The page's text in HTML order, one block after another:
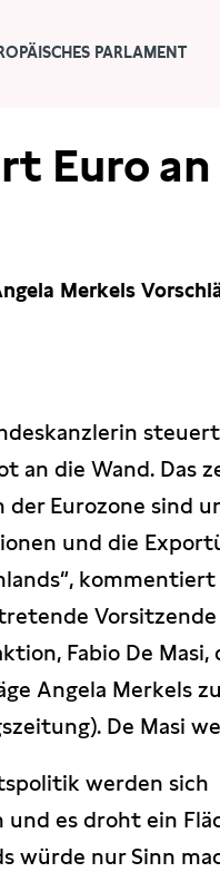
PARLAMENT
Euro
Merkels
an die Wand. Das
der Eurozone sind
und die
Fabio De Masi,
Angela Merkels
De Masi
werden sich
es droht ein
würde nur Sinn